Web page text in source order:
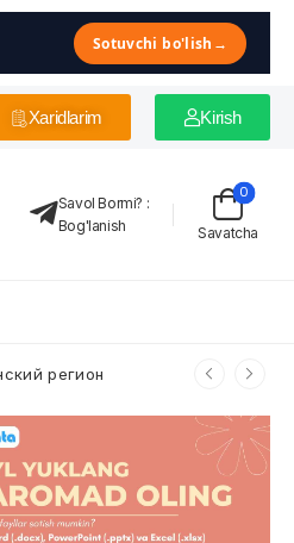
Sotuvchi bo'lish →
Xaridlarim Kirish
Savol Bormi? :
Bog'lanish
Savatcha
0
регион